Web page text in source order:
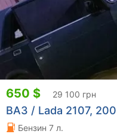
650 $ 29 100 грн
ВАЗ / Lada 2107,
Бензин 7 л.